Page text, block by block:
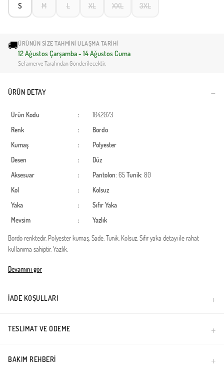
S M L XL XXL 3XL
🚚ÜRÜNÜN SIZE TAHMINI ULAŞMA TARIHI
12 Ağustos Çarşamba - 14 Ağustos Cuma
Sefamerve Tarafından Gönderilecektir.
ÜRÜN DETAY
Ürün Kodu :
1042073
Renk
:
Bordo
Kumaş
:
Polyester
Desen
:
Düz
Aksesuar
: Pantolon: 65Tunik: 80
Kol
:
Kolsuz
Yaka
:
Sıfır Yaka
Mevsim
: Yazlık
Bordo renktedir. Polyester kumaş. Sade. Tunik. Kolsuz. Sıfır yaka detayı ile rahat
kullanıma sahiptir. Yazlık.
Türkiye'de üretilmiştir.
Devamını gör
İADE KOŞULLARI
TESLIMAT VE ÖDEME
BAKIM REHBERI